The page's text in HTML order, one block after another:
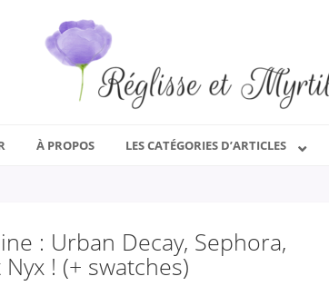
À PROPOS LES CATÉGORIES D’ARTICLES
: Urban Decay, Sephora,
! (+ swatches)